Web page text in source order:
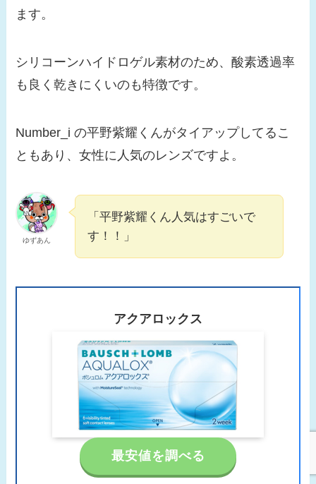
ます。
シリコーンハイドロゲル素材のため、酸素透過率
も良く乾きにくいのも特徴です。
Number_i の平野紫耀くんがタイアップしてるこ
ともあり、女性に人気のレンズですよ。
ゆずあん
「平野紫耀くん人気はすごいで
す！！」
アクアロックス
最安値を調べる